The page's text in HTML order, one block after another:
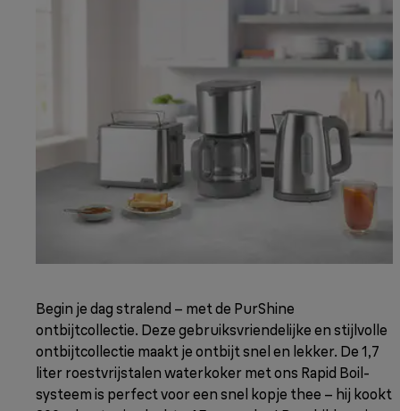
Begin je dag stralend – met de PurShine
ontbijtcollectie. Deze gebruiksvriendelijke en stijlvolle
ontbijtcollectie maakt je ontbijt snel en lekker. De 1,7
liter roestvrijstalen waterkoker met ons Rapid Boil-
systeem is perfect voor een snel kopje thee – hij kookt